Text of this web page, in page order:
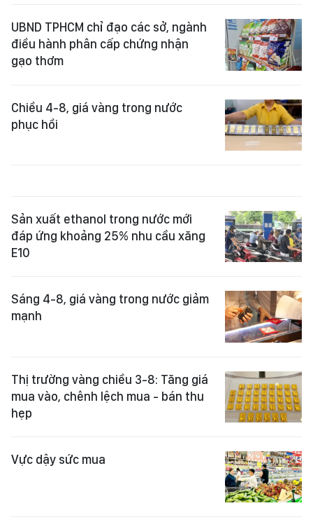
UBND TPHCM chỉ đạo các sở, ngành
điều hành phân cấp chứng nhận
gạo thơm
Chiều 4-8, giá vàng trong nước
phục hồi
Sản xuất ethanol trong nước mới
đáp ứng khoảng 25% nhu cầu xăng
E10
Sáng 4-8, giá vàng trong nước giảm
mạnh
Thị trường vàng chiều 3-8: Tăng giá
mua vào, chênh lệch mua - bán thu
hẹp
Vực dậy sức mua